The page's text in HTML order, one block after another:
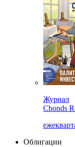
Cbonds